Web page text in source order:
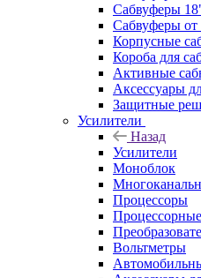
Сабвуферы
Сабвуферы
Корпусные
Короба для
Активные
Аксессуары
Защитные
Усилители
Назад
Усилители
Моноблок
Процессоры
Вольтметры